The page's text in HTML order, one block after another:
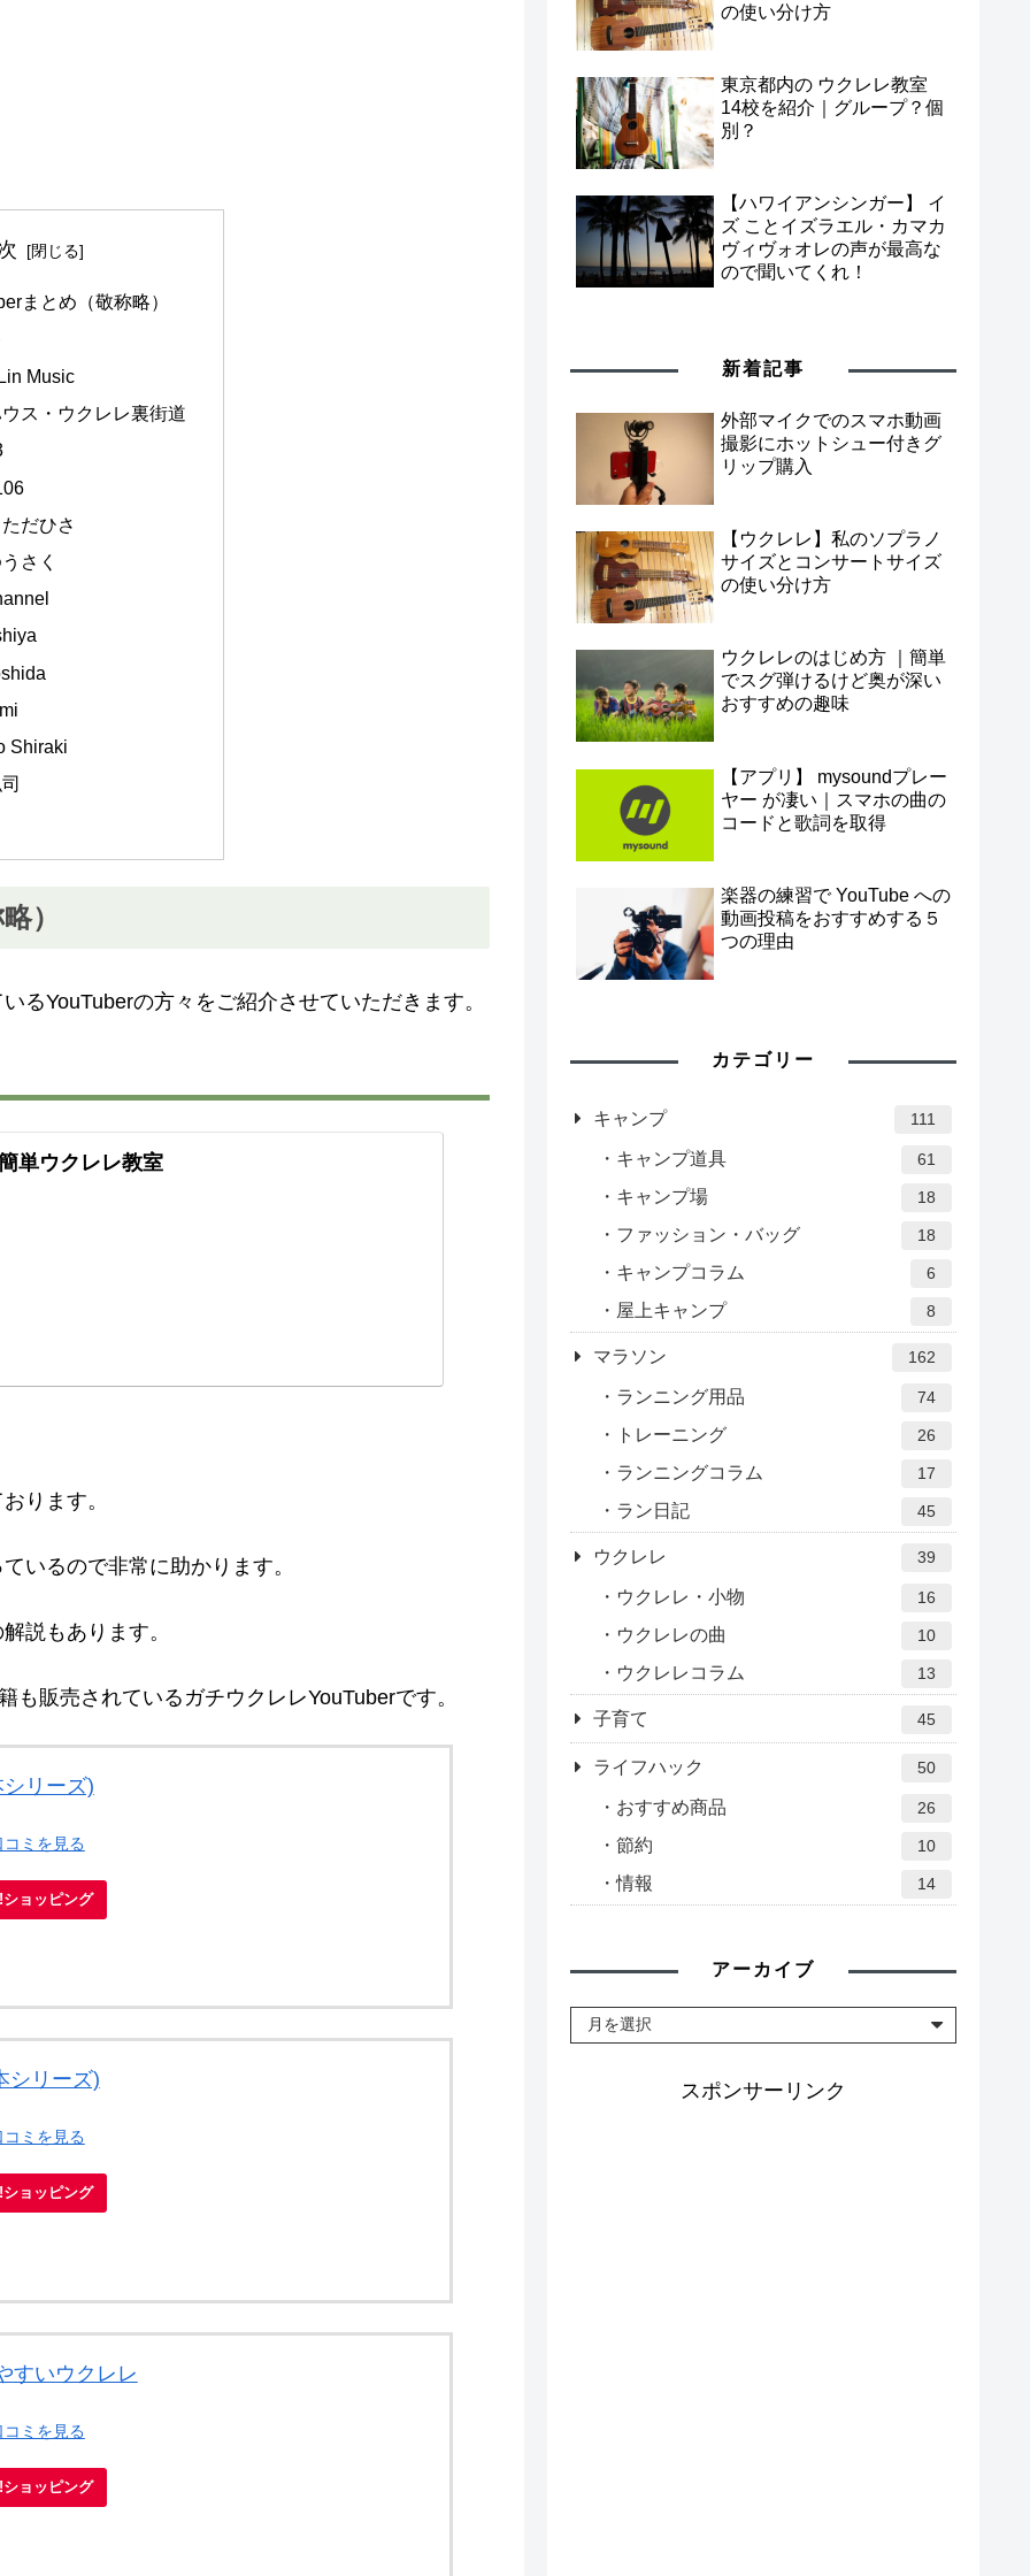
まとめ（敬称略）
Music
ス・ウクレレ裏街道
だひさ
さく
Shiraki
）
るYouTuberの方々をご紹介させていただきます。
単ウクレレ教室
ります。
いるので非常に助かります。
説もあります。
販売されているガチウクレレYouTuberです。
リーズ)
ミを見る
ョッピング
シリーズ)
ミを見る
ョッピング
すいウクレレ
ミを見る
ョッピング
の使い分け方
東京都内の ウクレレ教室
14校を紹介｜グループ？個
別？
【ハワイアンシンガー】 イ
ズ ことイズラエル・カマカ
ヴィヴォオレの声が最高な
ので聞いてくれ！
新着記事
外部マイクでのスマホ動画
撮影にホットシュー付きグ
リップ購入
【ウクレレ】私のソプラノ
サイズとコンサートサイズ
の使い分け方
ウクレレのはじめ方 ｜簡単
でスグ弾けるけど奥が深い
おすすめの趣味
【アプリ】 mysoundプレー
ヤー が凄い｜スマホの曲の
コードと歌詞を取得
楽器の練習で YouTube への
動画投稿をおすすめする５
つの理由
カテゴリー
キャンプ 111
キャンプ道具 61
キャンプ場 18
ファッション・バッグ 18
キャンプコラム 6
屋上キャンプ 8
マラソン 162
ランニング用品 74
トレーニング 26
ランニングコラム 17
ラン日記 45
ウクレレ 39
ウクレレ・小物 16
ウクレレの曲 10
ウクレレコラム 13
子育て 45
ライフハック 50
おすすめ商品 26
節約 10
情報 14
アーカイブ
スポンサーリンク